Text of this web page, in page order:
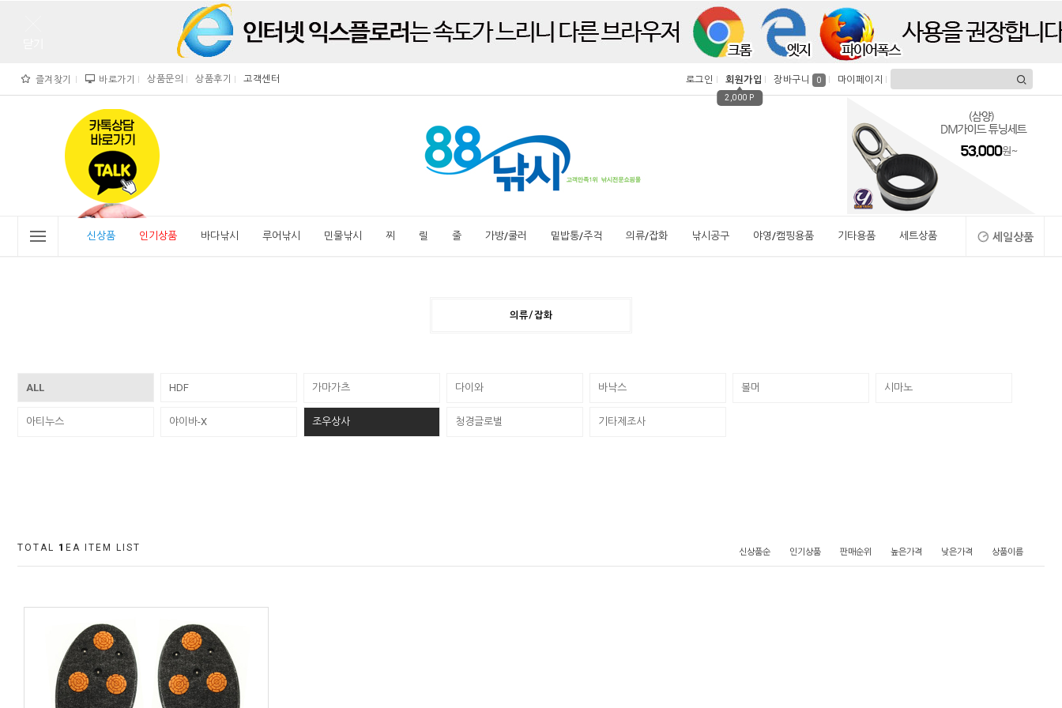
즐겨찾기 바로가기 상품문의 상품후기 고객센터 로그인 회원가입
2,000 P
장바구니 0 마이페이지
">
" alt="비린내">
신상품 인기상품 바다낚시 루어낚시 민물낚시 찌 릴 줄 가방/쿨러 밑밥통/주걱 의류/잡화 낚시공구 야영/캠핑용품 기타용품 세트상품 세일상품
의류/잡화
ALL HDF 가마가츠 다이와 바낙스 볼머 시마노
아티누스 야이바-X 조우상사 청경글로벌 기타제조사
TOTAL 1 EA ITEM LIST 신상품순 인기상품 판매순위 높은가격 낮은가격 상품이름